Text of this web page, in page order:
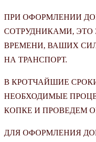
ПРИ ОФОРМЛЕНИИ
СОТРУДНИКАМИ,
ВРЕМЕНИ, ВАШИХ
НА ТРАНСПОРТ.
В КРОТЧАЙШИЕ
НЕОБХОДИМЫЕ
КОПКЕ И ПРОВЕДЕМ
ДЛЯ ОФОРМЛЕНИЯ